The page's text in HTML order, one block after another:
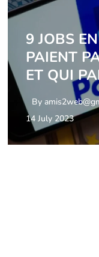
9 JOBS
PAIENT
ET QUI
By
14 July 2023